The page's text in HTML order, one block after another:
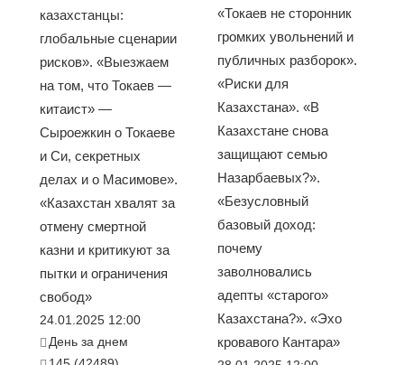
казахстанцы:
глобальные сценарии
рисков». «Выезжаем
на том, что Токаев —
китаист» —
Сыроежкин о Токаеве
и Си, секретных
делах и о Масимове».
«Казахстан хвалят за
отмену смертной
казни и критикуют за
пытки и ограничения
свобод»
24.01.2025 12:00
День за днем
«Токаев не сторонник
громких увольнений и
публичных разборок».
«Риски для
Казахстана». «В
Казахстане снова
защищают семью
Назарбаевых?».
«Безусловный
базовый доход:
почему
заволновались
адепты «старого»
Казахстана?». «Эхо
кровавого Кантара»